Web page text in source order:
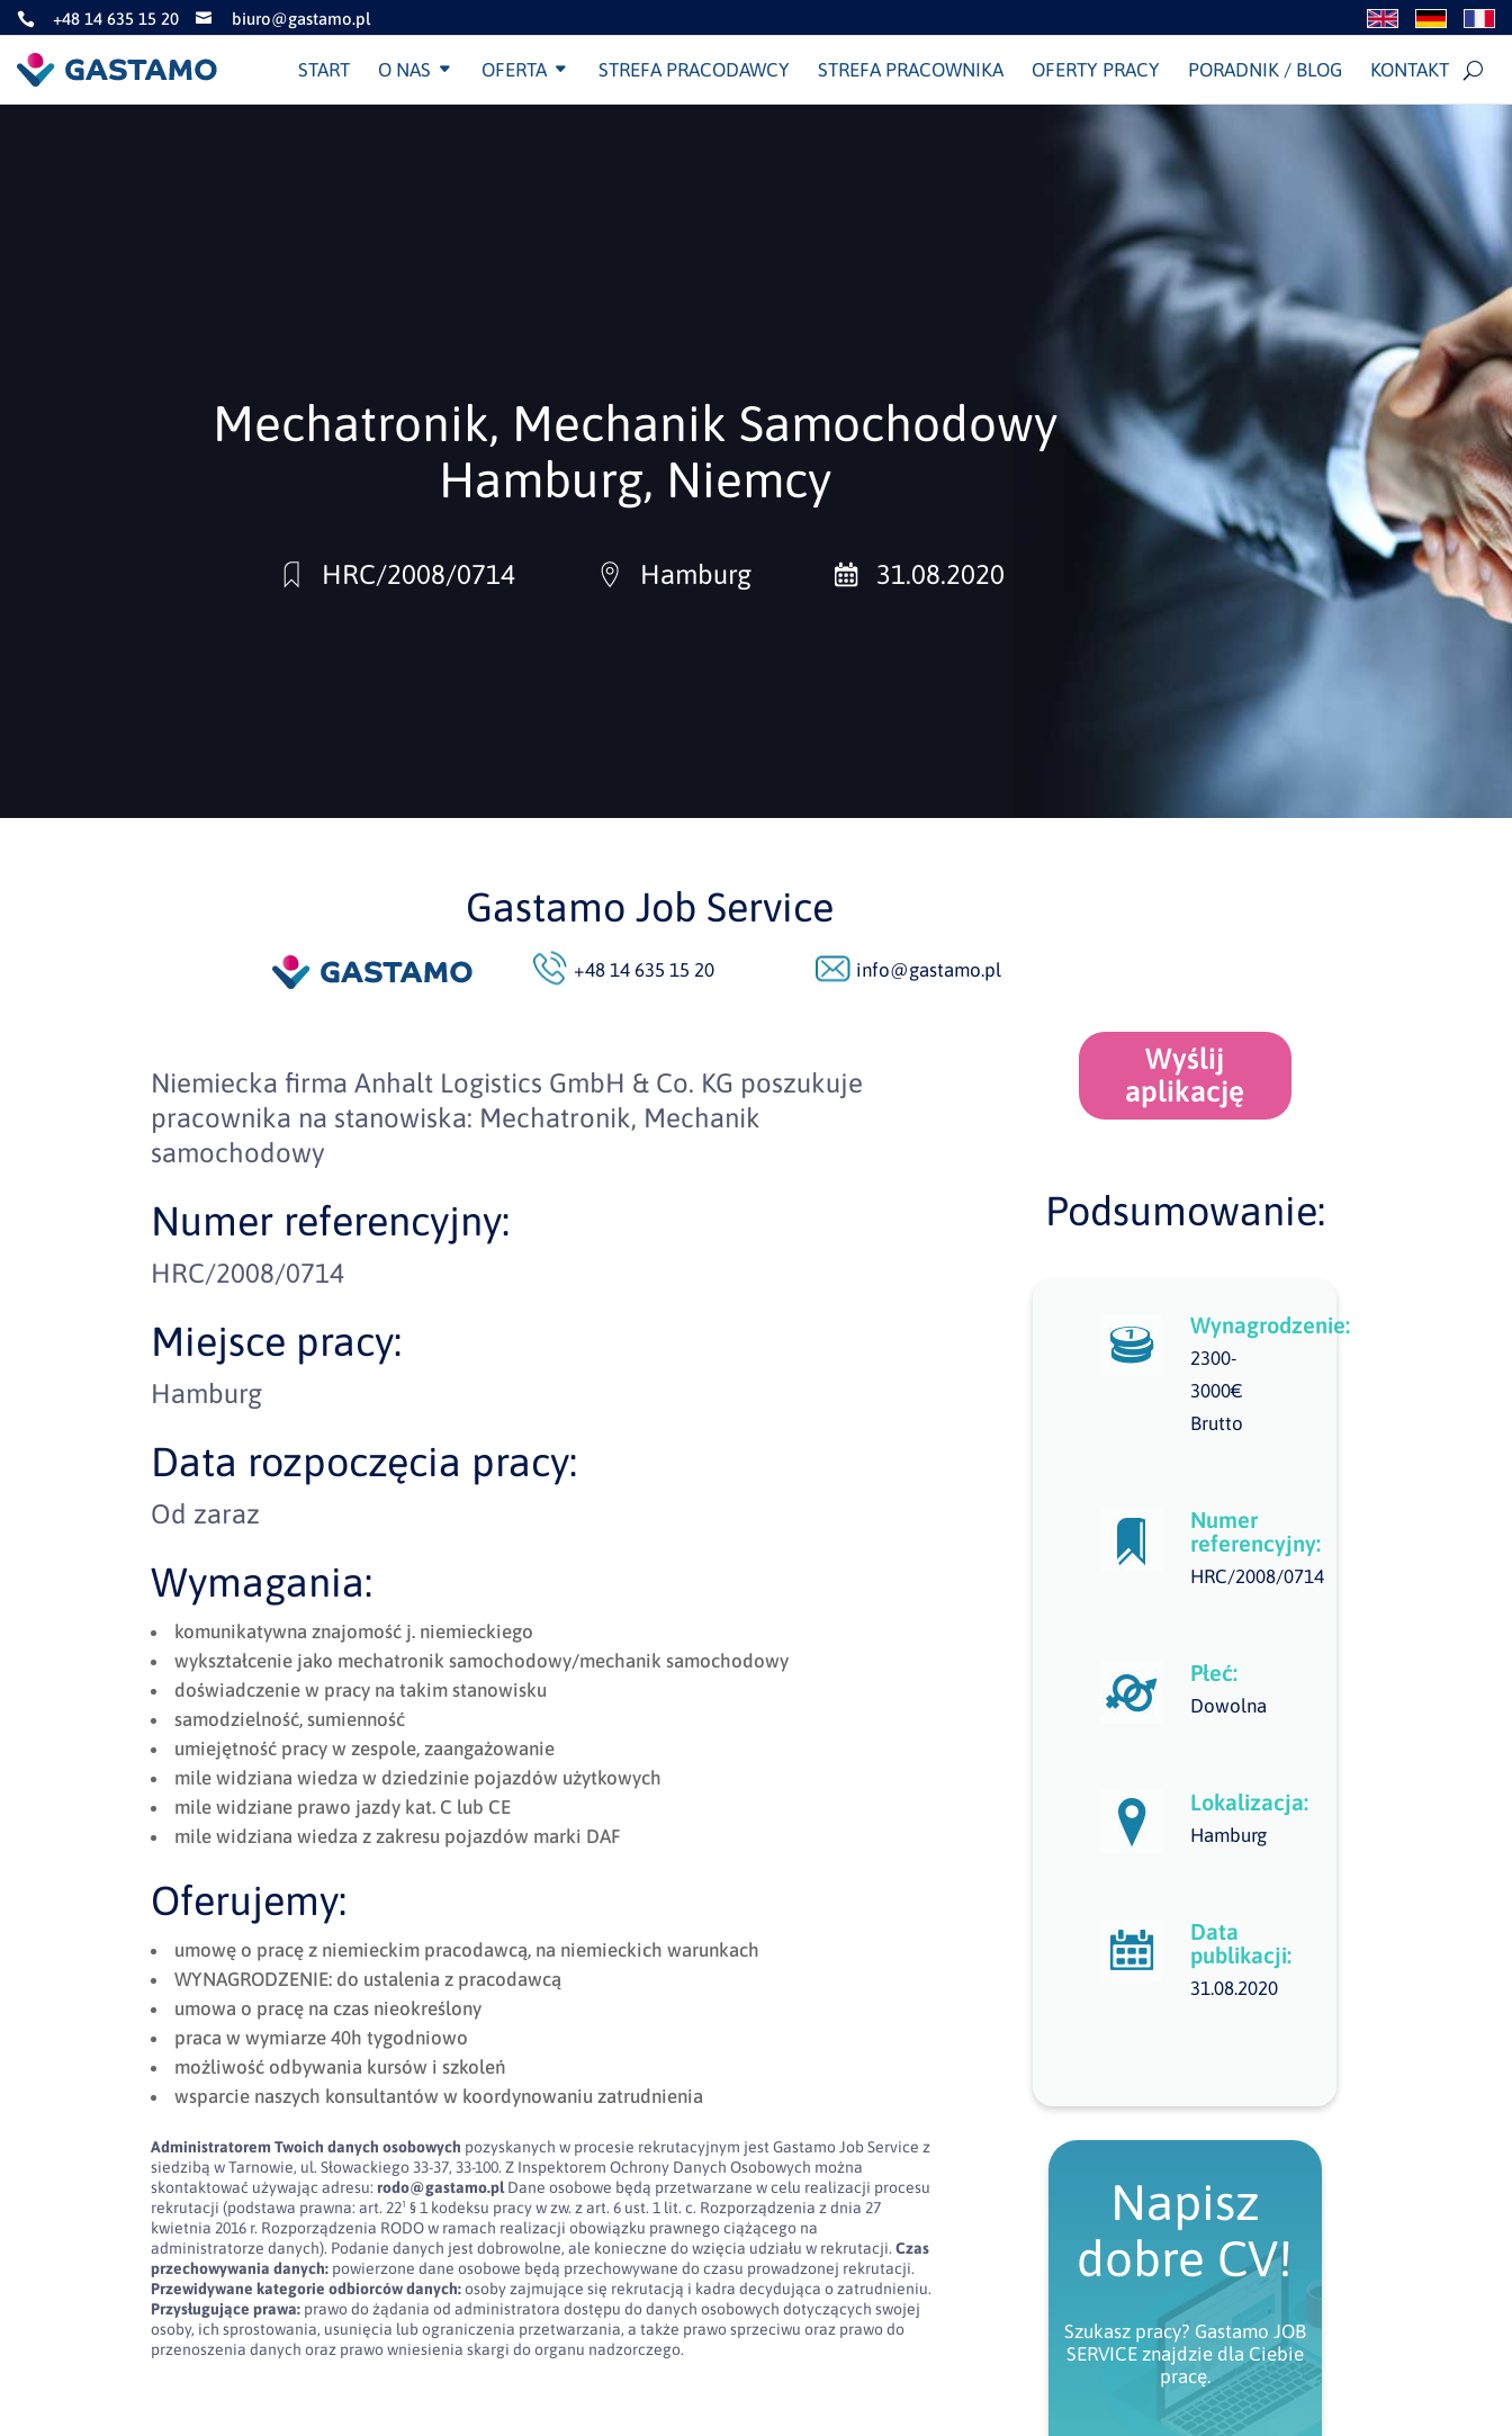
 +48 14 635 15 20  biuro@gastamo.pl
START O NAS OFERTA STREFA PRACODAWCY STREFA PRACOWNIKA OFERTY PRACY PORADNIK / BLOG KONTAKT
Mechatronik, Mechanik Samochodowy
Hamburg, Niemcy
HRC/2008/0714 Hamburg 31.08.2020
Gastamo Job Service
+48 14 635 15 20 info@gastamo.pl
Niemiecka firma Anhalt Logistics GmbH & Co. KG poszukuje
pracownika na stanowiska: Mechatronik, Mechanik
samochodowy
Numer referencyjny:
HRC/2008/0714
Miejsce pracy:
Hamburg
Data rozpoczęcia pracy:
Od zaraz
Wymagania:
komunikatywna znajomość j. niemieckiego
wykształcenie jako mechatronik samochodowy/mechanik samochodowy
doświadczenie w pracy na takim stanowisku
samodzielność, sumienność
umiejętność pracy w zespole, zaangażowanie
mile widziana wiedza w dziedzinie pojazdów użytkowych
mile widziane prawo jazdy kat. C lub CE
mile widziana wiedza z zakresu pojazdów marki DAF
Oferujemy:
umowę o pracę z niemieckim pracodawcą, na niemieckich warunkach
WYNAGRODZENIE: do ustalenia z pracodawcą
umowa o pracę na czas nieokreślony
praca w wymiarze 40h tygodniowo
możliwość odbywania kursów i szkoleń
wsparcie naszych konsultantów w koordynowaniu zatrudnienia
Administratorem Twoich danych osobowych pozyskanych w procesie rekrutacyjnym jest Gastamo Job Service z
siedzibą w Tarnowie, ul. Słowackiego 33-37, 33-100. Z Inspektorem Ochrony Danych Osobowych można
skontaktować używając adresu:rodo@gastamo.plDane osobowe będą przetwarzane w celu realizacji procesu
rekrutacji (podstawa prawna: art. 22¹ § 1 kodeksu pracy w zw. z art. 6 ust. 1 lit. c. Rozporządzenia z dnia 27
kwietnia 2016 r. Rozporządzenia RODO w ramach realizacji obowiązku prawnego ciążącego na
administratorze danych). Podanie danych jest dobrowolne, ale konieczne do wzięcia udziału w rekrutacji.Czas
przechowywania danych: powierzone dane osobowe będą przechowywane do czasu prowadzonej rekrutacji.
Przewidywane kategorie odbiorców danych:osoby zajmujące się rekrutacją i kadra decydująca o zatrudnieniu.
Przysługujące prawa: prawo do żądania od administratora dostępu do danych osobowych dotyczących swojej
osoby, ich sprostowania, usunięcia lub ograniczenia przetwarzania, a także prawo sprzeciwu oraz prawo do
przenoszenia danych oraz prawo wniesienia skargi do organu nadzorczego.
Wyślij
aplikację
Podsumowanie:
Wynagrodzenie:
2300-
3000€
Brutto
Numer
referencyjny:
HRC/2008/0714
Płeć:
Dowolna
Lokalizacja:
Hamburg
Data
publikacji:
31.08.2020
Napisz
dobre CV!
Szukasz pracy? Gastamo JOB
SERVICE znajdzie dla Ciebie
pracę.